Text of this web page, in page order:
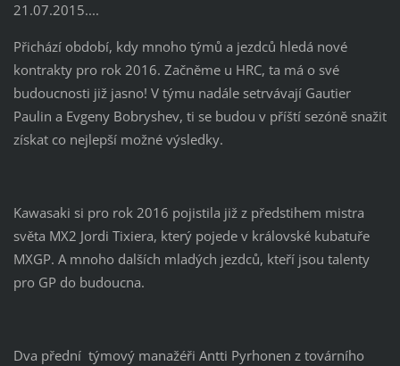
21.07.2015....
Přichází období, kdy mnoho týmů a jezdců hledá nové
kontrakty pro rok 2016. Začněme u HRC, ta má o své
budoucnosti již jasno! V týmu nadále setrvávají Gautier
Paulin a Evgeny Bobryshev, ti se budou v příští sezóně snažit
získat co nejlepší možné výsledky.
Kawasaki si pro rok 2016 pojistila již z předstihem mistra
světa MX2 Jordi Tixiera, který pojede v královské kubatuře
MXGP. A mnoho dalších mladých jezdců, kteří jsou talenty
pro GP do budoucna.
Dva přední týmový manažéři Antti Pyrhonen z továrního